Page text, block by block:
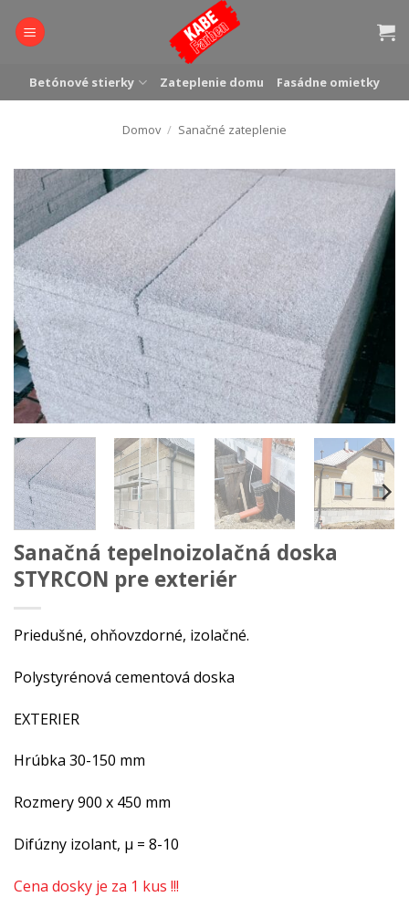
Betónové stierky Zateplenie domu Fasádne omietky
Domov / Sanačné zateplenie
Sanačná tepelnoizolačná doska
STYRCON pre exteriér
Priedušné, ohňovzdorné, izolačné.
Polystyrénová cementová doska
EXTERIER
Hrúbka 30-150 mm
Rozmery 900 x 450 mm
Difúzny izolant, μ = 8-10
Cena dosky je za 1 kus !!!